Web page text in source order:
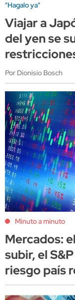
"Hagalo ya"
Viajar a
del yen se
Por Dionisio Bosch
Minuto a minuto
Mercados:
subir, el
riesgo país